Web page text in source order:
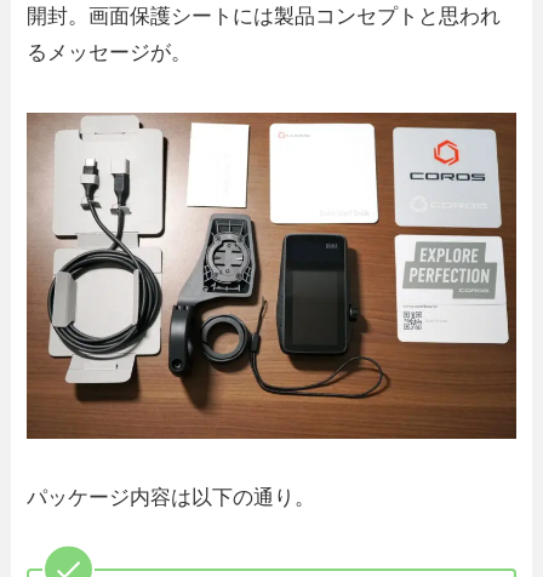
開封。画面保護シートには製品コンセプトと思われ
るメッセージが。
パッケージ内容は以下の通り。